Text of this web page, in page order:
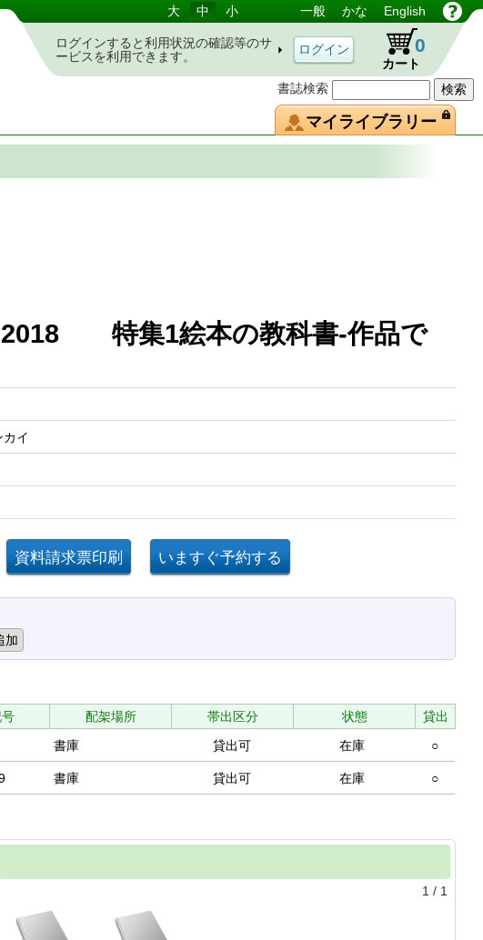
書誌検索
大 中 小 一般 かな English
ログインすると利用状況の確認等のサ
ービスを利用できます。
カート
0
マイライブラリー
特集1絵本の教科書-作品で
イ
配架場所 帯出区分 状態
貸出
書庫 貸出可 在庫 ○
書庫 貸出可 在庫 ○
1 / 1